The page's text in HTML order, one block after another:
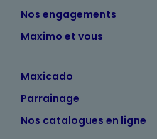
Nos engagements
Maximo et vous
Maxicado
Parrainage
Nos catalogues en ligne